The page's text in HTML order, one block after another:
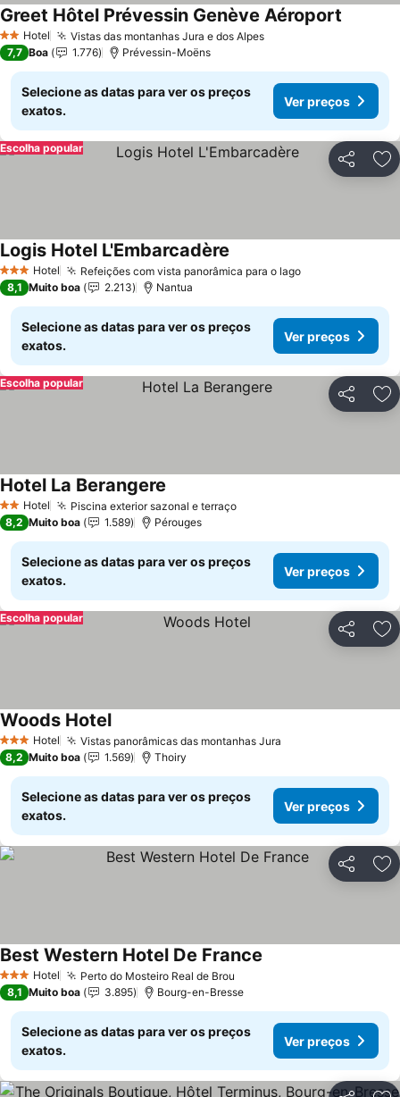
2 Estrelas
Hotel Vistas das montanhas Jura e dos Alpes
Greet Hôtel Prévessin Genève Aéroport
7,7 Boa 1.776 Prévessin-Moëns
Selecione as datas para ver os preços
exatos.
Ver preços
Partilhar
Escolha popular
3 EstrelasHotel Refeições com vista panorâmica para o lago
Logis Hotel L'Embarcadère
8,1 Muito boa 2.213 Nantua
Selecione as datas para ver os preços
exatos.
Ver preços
Partilhar
Escolha popular
2 Estrelas
Hotel Piscina exterior sazonal e terraço
Hotel La Berangere
8,2 Muito boa 1.589 Pérouges
Selecione as datas para ver os preços
exatos.
Ver preços
Partilhar
Escolha popular
3 EstrelasHotel Vistas panorâmicas das montanhas Jura
Woods Hotel
8,2 Muito boa 1.569 Thoiry
Selecione as datas para ver os preços
exatos.
Ver preços
Partilhar
3 EstrelasHotel Perto do Mosteiro Real de Brou
Best Western Hotel De France
8,1 Muito boa 3.895 Bourg-en-Bresse
Selecione as datas para ver os preços
exatos.
Ver preços